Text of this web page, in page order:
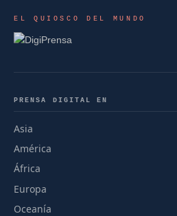
EL QUIOSCO DEL MUNDO
PRENSA DIGITAL EN
Asia
América
África
Europa
Oceanía